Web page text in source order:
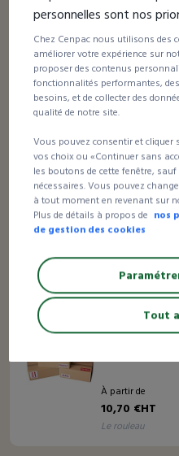
À partir de
31,46 €HT
le rouleau
Jusqu’à -68%
1
Étiquette de
À partir de
27,16 €HT
76
Étiquette de
À partir de
10,70 €HT
le rouleau
personnelles sont nos
Chez Cenpac nous utilisons des
améliorer votre expérience sur
proposer des contenus
fonctionnalités performantes,
besoins, et de collecter des
qualité de notre site.
Vous pouvez consentir et cliquer
vos choix ou «Continuer sans
les boutons de cette fenêtre,
nécessaires. Vous pouvez
à tout moment en revenant sur
Plus de détails à propos de nos
de gestion des cookies
Tout